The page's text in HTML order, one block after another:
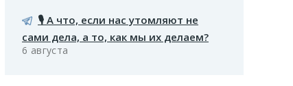
🎙️ А что, если нас утомляют не
сами дела, а то, как мы их делаем?
6 августа